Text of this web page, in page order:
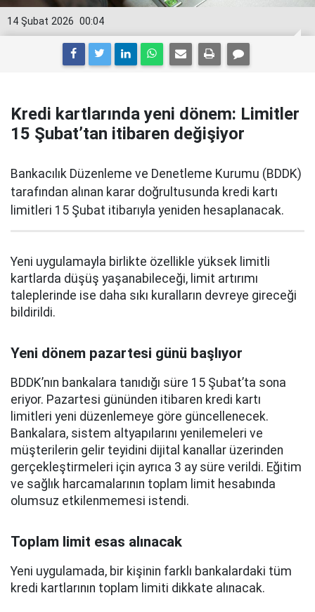
00:04
14 Şubat 2026
Kredi kartlarında yeni dönem: Limitler
15 Şubat’tan itibaren değişiyor
Bankacılık Düzenleme ve Denetleme Kurumu (BDDK)
tarafından alınan karar doğrultusunda kredi kartı
limitleri 15 Şubat itibarıyla yeniden hesaplanacak.
Yeni uygulamayla birlikte özellikle yüksek limitli
kartlarda düşüş yaşanabileceği, limit artırımı
taleplerinde ise daha sıkı kuralların devreye gireceği
bildirildi.
Yeni dönem pazartesi günü başlıyor
BDDK’nın bankalara tanıdığı süre 15 Şubat’ta sona
eriyor. Pazartesi gününden itibaren kredi kartı
limitleri yeni düzenlemeye göre güncellenecek.
Bankalara, sistem altyapılarını yenilemeleri ve
müşterilerin gelir teyidini dijital kanallar üzerinden
gerçekleştirmeleri için ayrıca 3 ay süre verildi. Eğitim
ve sağlık harcamalarının toplam limit hesabında
olumsuz etkilenmemesi istendi.
Toplam limit esas alınacak
Yeni uygulamada, bir kişinin farklı bankalardaki tüm
kredi kartlarının toplam limiti dikkate alınacak.